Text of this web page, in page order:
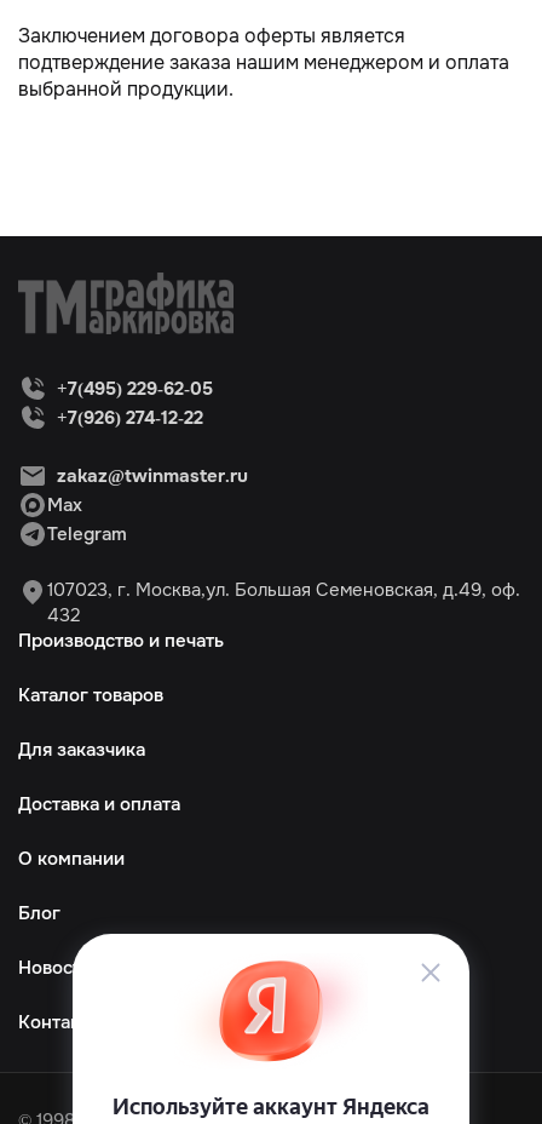
Заключением договора оферты является
подтверждение заказа нашим менеджером и оплата
выбранной продукции.
+7(495) 229-62-05
+7(926) 274-12-22
zakaz@twinmaster.ru
Max
Telegram
107023, г. Москва,ул. Большая Семеновская, д.49, оф.
432
Производство и печать
Каталог товаров
Для заказчика
Доставка и оплата
О компании
Блог
Новости
Контакты